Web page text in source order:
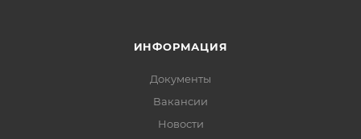
ИНФОРМАЦИЯ
Документы
Вакансии
Новости